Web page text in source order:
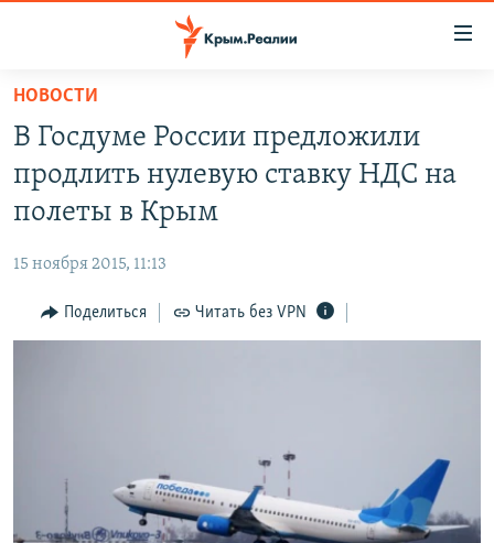
Вернуться
основному
содержанию
Вернутся
главной
навигации
Вернутся
СПЕЦПРОЕКТЫ
11 ЛЕТ ОККУПАЦИИ КРЫМА. 11 ИСТОРИЙ СОПРОТИВЛЕНИЯ
ВОДА
ЕЩЕ
ИНТЕРАКТИВ
ПРОПАВШИЕ БЕЗ ВЕСТИ
ПОБЕДИТЕЛЕЙ НЕ СУДЯТ?
РАДІО СВОБОДА
ПРИСОЕДИНЯЙТЕСЬ!
НОВОСТИ
В Госдуме России предложили
продлить нулевую ставку НДС на
полеты в Крым
15 ноября 2015, 11:13
Поделиться Читать без VPN